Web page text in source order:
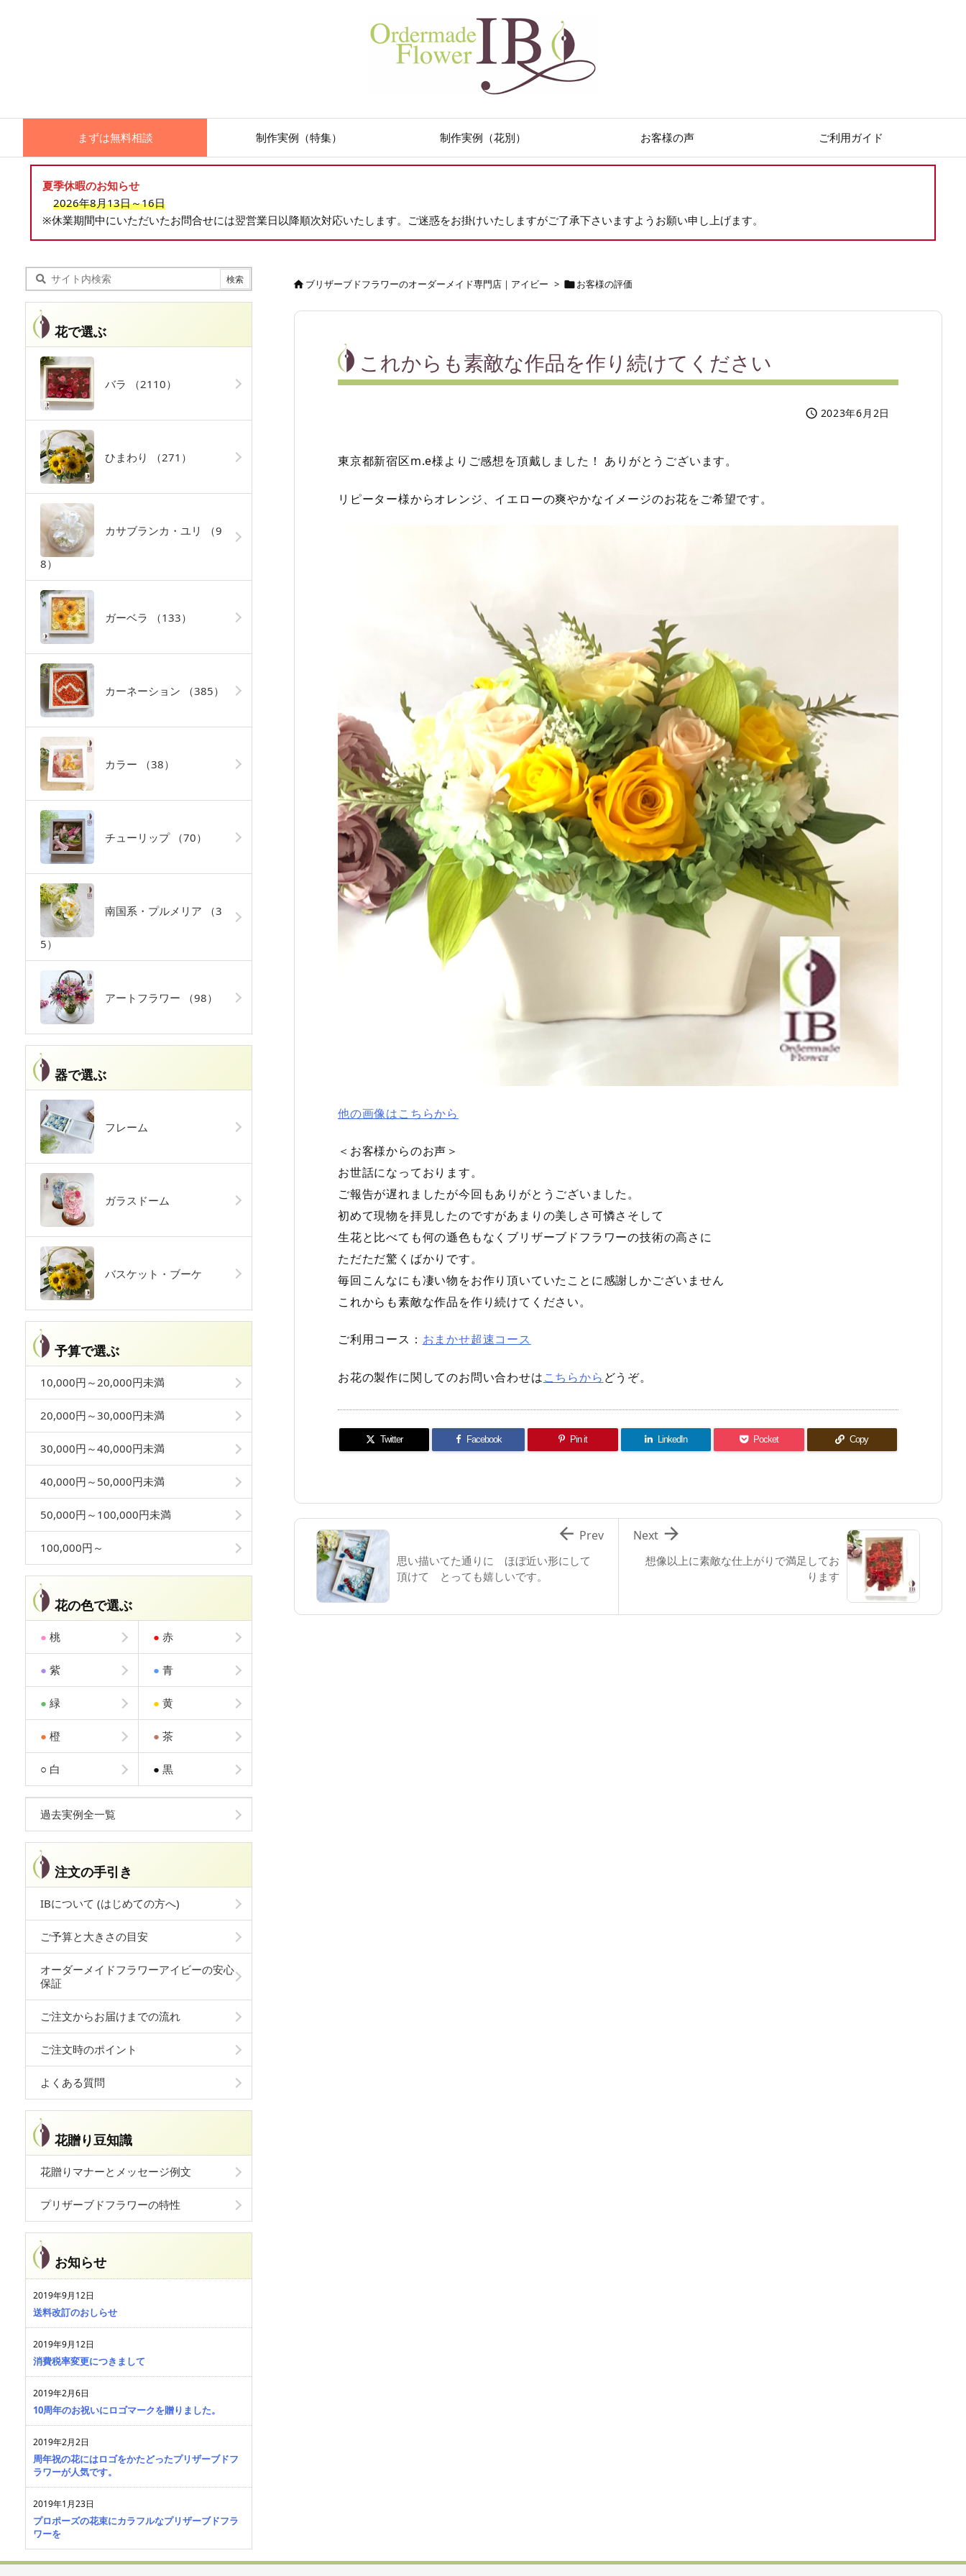
まずは無料相談 制作実例（特集） 制作実例（花別） お客様の声 ご利用ガイド
夏季休暇のお知らせ
2026年8月13日～16日
※休業期間中にいただいたお問合せには翌営業日以降順次対応いたします。ご迷惑をお掛けいたしますがご了承下さいますようお願い申し上げます。
ブリザーブドフラワーのオーダーメイド専門店｜アイビー > お客様の評価
これからも素敵な作品を作り続けてください
 2023年6月2日
東京都新宿区m.e様よりご感想を頂戴しました！ ありがとうございます。
リピーター様からオレンジ、イエローの爽やかなイメージのお花をご希望です。
他の画像はこちらから
＜お客様からのお声＞
お世話になっております。
ご報告が遅れましたが今回もありがとうございました。
初めて現物を拝見したのですがあまりの美しさ可憐さそして
生花と比べても何の遜色もなくブリザーブドフラワーの技術の高さに
ただただ驚くばかりです。
毎回こんなにも凄い物をお作り頂いていたことに感謝しかございません
これからも素敵な作品を作り続けてください。
ご利用コース： おまかせ超速コース
お花の製作に関してのお問い合わせはこちらから どうぞ。
Twitter Facebook Pin it LinkedIn Pocket Copy
想像以上に素敵な仕上がりで満足してお
ります

Next
思い描いてた通りに ほぼ近い形にして
頂けて とっても嬉しいです。
 Prev
花で選ぶ
バラ （2110）
ひまわり （271）
カサブランカ・ユリ （9
8）
ガーベラ （133）
カーネーション （385）
カラー （38）
チューリップ （70）
南国系・プルメリア （3
5）
アートフラワー （98）
器で選ぶ
フレーム
ガラスドーム
バスケット・ブーケ
予算で選ぶ
10,000円～20,000円未満
20,000円～30,000円未満
30,000円～40,000円未満
40,000円～50,000円未満
50,000円～100,000円未満
100,000円～
花の色で選ぶ
● 桃 ● 赤
● 紫 ● 青
● 緑 ● 黄
● 橙 ● 茶
○ 白 ● 黒
過去実例全一覧
注文の手引き
IBについて (はじめての方へ)
ご予算と大きさの目安
オーダーメイドフラワーアイビーの安心
保証
ご注文からお届けまでの流れ
ご注文時のポイント
よくある質問
花贈り豆知識
花贈りマナーとメッセージ例文
プリザーブドフラワーの特性
お知らせ
2019年9月12日
送料改訂のおしらせ
2019年9月12日
消費税率変更につきまして
2019年2月6日
10周年のお祝いにロゴマークを贈りました。
2019年2月2日
周年祝の花にはロゴをかたどったプリザーブドフ
ラワーが人気です。
2019年1月23日
プロポーズの花束にカラフルなプリザーブドフラ
ワーを